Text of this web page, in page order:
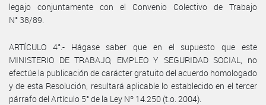
legajo conjuntamente con el Convenio Colectivo de Trabajo
N° 38/89.
ARTÍCULO 4°.- Hágase saber que en el supuesto que este
MINISTERIO DE TRABAJO, EMPLEO Y SEGURIDAD SOCIAL, no
efectúe la publicación de carácter gratuito del acuerdo homologado
y de esta Resolución, resultará aplicable lo establecido en el tercer
párrafo del Artículo 5° de la Ley Nº 14.250 (t.o. 2004).